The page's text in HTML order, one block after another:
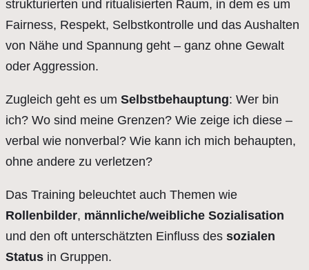
strukturierten und ritualisierten Raum, in dem es um
Fairness, Respekt, Selbstkontrolle und das Aushalten
von Nähe und Spannung geht – ganz ohne Gewalt
oder Aggression.
Zugleich geht es um Selbstbehauptung: Wer bin
ich? Wo sind meine Grenzen? Wie zeige ich diese –
verbal wie nonverbal? Wie kann ich mich behaupten,
ohne andere zu verletzen?
Das Training beleuchtet auch Themen wie
Rollenbilder, männliche/weibliche Sozialisation
und den oft unterschätzten Einfluss des sozialen
Status in Gruppen.